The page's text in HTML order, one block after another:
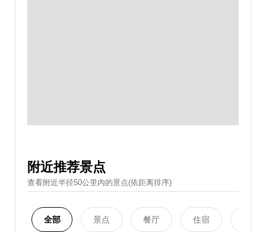
附近推荐景点
查看附近半径50公里內的景点(依距离排序)
全部 景点 餐厅 住宿